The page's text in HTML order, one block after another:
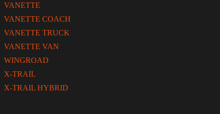
VANETTE
VANETTE COACH
VANETTE TRUCK
VANETTE VAN
WINGROAD
X-TRAIL
X-TRAIL HYBRID